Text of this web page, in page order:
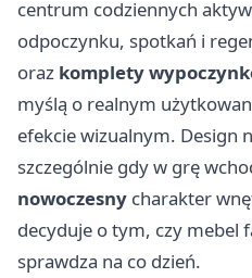
centrum codziennych
odpoczynku, spotkań i
oraz komplety
myślą o realnym
efekcie wizualnym. Design
szczególnie gdy w grę
nowoczesny charakter
decyduje o tym, czy mebel
sprawdza na co dzień.